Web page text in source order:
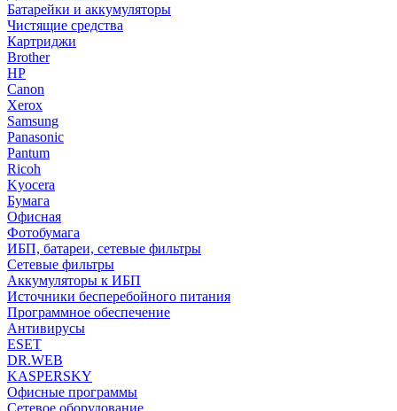
Батарейки и аккумуляторы
Чистящие средства
Картриджи
Brother
HP
Canon
Xerox
Samsung
Panasonic
Pantum
Ricoh
Kyocera
Бумага
Офисная
Фотобумага
ИБП, батареи, сетевые фильтры
Сетевые фильтры
Аккумуляторы к ИБП
Источники бесперебойного питания
Программное обеспечение
Антивирусы
ESET
DR.WEB
KASPERSKY
Офисные программы
Сетевое оборудование